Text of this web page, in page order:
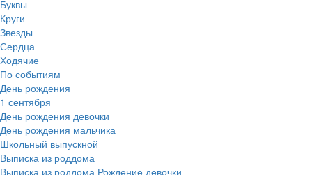
Буквы
Круги
Звезды
Сердца
Ходячие
По событиям
День рождения
1 сентября
День рождения девочки
День рождения мальчика
Школьный выпускной
Выписка из роддома
Выписка из роддома Рождение девочки